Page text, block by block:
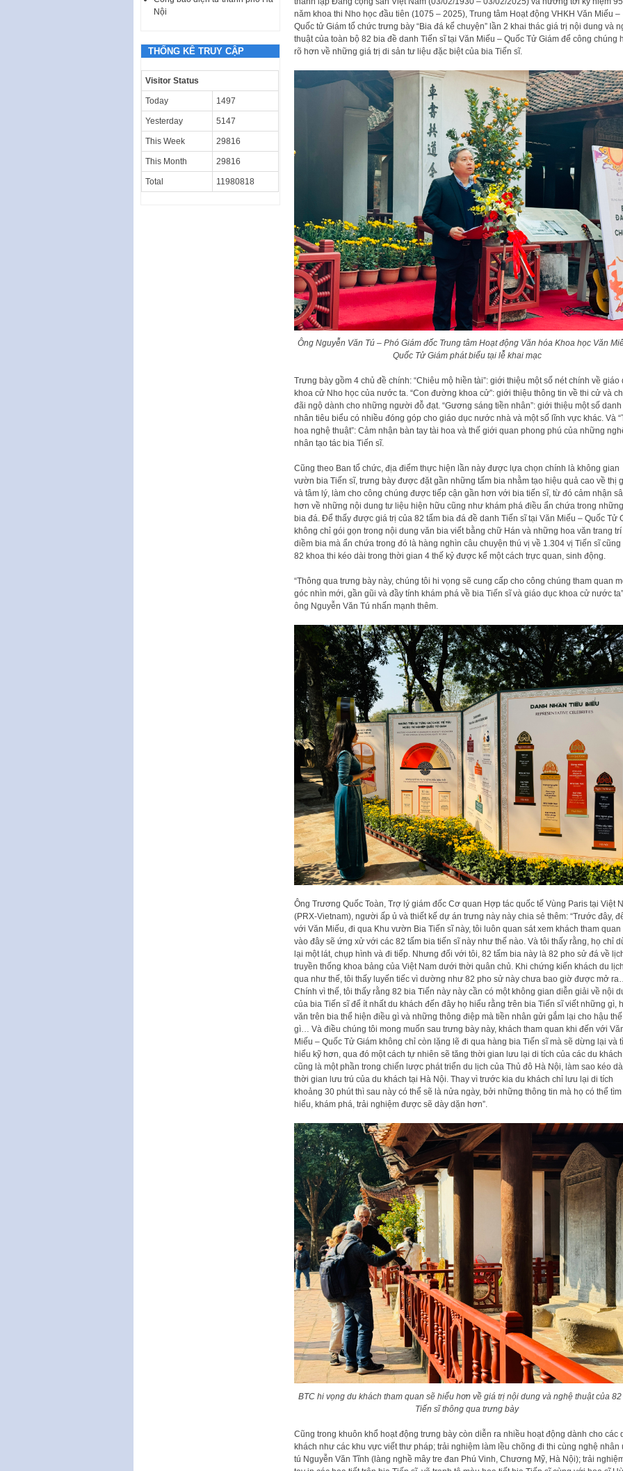
năm khoa thi Nho học đầu tiên (1075 – 2025), Trung tâm Hoạt động VHKH Văn Miếu –
Quốc tử Giám tổ chức trưng bày “Bia đá kể chuyện” lần 2 khai thác giá trị nội dung và
thuật của toàn bộ 82 bia đề danh Tiến sĩ tại Văn Miếu – Quốc Tử Giám để công chúng
rõ hơn về những giá trị di sản tư liệu đặc biệt của bia Tiến sĩ.
Ông Nguyễn Văn Tú – Phó Giám đốc Trung tâm Hoạt động Văn hóa Khoa học Văn
Quốc Tử Giám phát biểu tại lễ khai mạc
Trưng bày gồm 4 chủ đề chính: “Chiêu mộ hiền tài”: giới thiệu một số nét chính về giáo
khoa cử Nho học của nước ta. “Con đường khoa cử”: giới thiệu thông tin về thi cử và
đãi ngộ dành cho những người đỗ đạt. “Gương sáng tiền nhân”: giới thiệu một số danh
nhân tiêu biểu có nhiều đóng góp cho giáo dục nước nhà và một số lĩnh vực khác. Và
hoa nghệ thuật”: Cảm nhận bàn tay tài hoa và thế giới quan phong phú của những
nhân tạo tác bia Tiến sĩ.
Cũng theo Ban tổ chức, địa điểm thực hiện lần này được lựa chọn chính là không gian
vườn bia Tiến sĩ, trưng bày được đặt gần những tấm bia nhằm tạo hiệu quả cao về thị
và tâm lý, làm cho công chúng được tiếp cận gần hơn với bia tiến sĩ, từ đó cảm nhận
hơn về những nội dung tư liệu hiện hữu cũng như khám phá điều ẩn chứa trong
bia đá. Để thấy được giá trị của 82 tấm bia đá đề danh Tiến sĩ tại Văn Miếu – Quốc Tử
không chỉ gói gọn trong nội dung văn bia viết bằng chữ Hán và những hoa văn trang trí
diềm bia mà ẩn chứa trong đó là hàng nghìn câu chuyện thú vị về 1.304 vị Tiến sĩ
82 khoa thi kéo dài trong thời gian 4 thế kỷ được kể một cách trực quan, sinh động.
“Thông qua trưng bày này, chúng tôi hi vọng sẽ cung cấp cho công chúng tham quan
góc nhìn mới, gần gũi và đầy tính khám phá về bia Tiến sĩ và giáo dục khoa cử nước
ông Nguyễn Văn Tú nhấn mạnh thêm.
Ông Trương Quốc Toàn, Trợ lý giám đốc Cơ quan Hợp tác quốc tế Vùng Paris tại Việt
(PRX-Vietnam), người ấp ủ và thiết kế dự án trưng này này chia sẻ thêm: “Trước đây,
với Văn Miếu, đi qua Khu vườn Bia Tiến sĩ này, tôi luôn quan sát xem khách tham quan
vào đây sẽ ứng xử với các 82 tấm bia tiến sĩ này như thế nào. Và tôi thấy rằng, họ chỉ
lại một lát, chụp hình và đi tiếp. Nhưng đối với tôi, 82 tấm bia này là 82 pho sử đá về
truyền thống khoa bảng của Việt Nam dưới thời quân chủ. Khi chứng kiến khách du
qua như thế, tôi thấy luyến tiếc vì dường như 82 pho sử này chưa bao giờ được mở
Chính vì thế, tôi thấy rằng 82 bia Tiến này này cần có một không gian diễn giải về nội
của bia Tiến sĩ để ít nhất du khách đến đây họ hiểu rằng trên bia Tiến sĩ viết những gì,
văn trên bia thể hiện điều gì và những thông điệp mà tiền nhân gửi gắm lại cho hậu
gì… Và điều chúng tôi mong muốn sau trưng bày này, khách tham quan khi đến với
Miếu – Quốc Tử Giám không chỉ còn lặng lẽ đi qua hàng bia Tiến sĩ mà sẽ dừng lại và
hiểu kỹ hơn, qua đó một cách tự nhiên sẽ tăng thời gian lưu lại di tích của các du
cũng là một phần trong chiến lược phát triển du lịch của Thủ đô Hà Nội, làm sao kéo
thời gian lưu trú của du khách tại Hà Nội. Thay vì trước kia du khách chỉ lưu lại di tích
khoảng 30 phút thì sau này có thể sẽ là nửa ngày, bởi những thông tin mà họ có thể tìm
hiểu, khám phá, trải nghiệm được sẽ dày dặn hơn”.
BTC hi vọng du khách tham quan sẽ hiểu hơn về giá trị nội dung và nghệ thuật của 82
Tiến sĩ thông qua trưng bày
Cũng trong khuôn khổ hoạt động trưng bày còn diễn ra nhiều hoạt động dành cho các
khách như các khu vực viết thư pháp; trải nghiệm làm lều chõng đi thi cùng nghệ nhân
tú Nguyễn Văn Tĩnh (làng nghề mây tre đan Phú Vinh, Chương Mỹ, Hà Nội); trải
Nội
THỐNG KÊ TRUY CẬP
Visitor Status
Today 1497
Yesterday 5147
This Week 29816
This Month 29816
Total 11980818